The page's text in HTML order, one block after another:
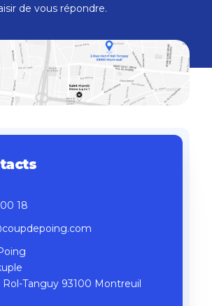
de vous répondre.
18
Tanguy 93100 Montreuil